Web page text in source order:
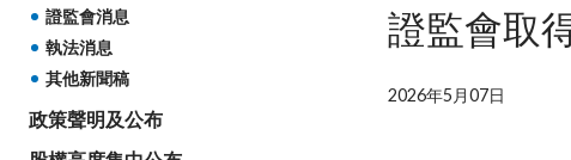
監管角色
監管目標
監管對象
如何運作
機構管治
管治架構
原則
企業活動
雙重存檔
企業披露
收購合併事宜
產品
公開發售的投資
環境、社會及管
法例
守則及指引
指引
《證券及期貨
權益
合適性規定
機構刊物
證監會2024至2026年策略重點
年報
季度報告
通訊
執法通訊
證監會合規通訊
新聞稿
所有新聞稿
證監會消息
執法消息
政策聲明及公
股權高度集中
決定、聲明及
為何選擇證監會
在職人士加入本會
大學畢業生加入本會
實習生加入本會
監管角色
監管目標
監管對象
證監會消息
執法消息
其他新聞稿
政策聲明及公布
證監會取
2026年5月07日